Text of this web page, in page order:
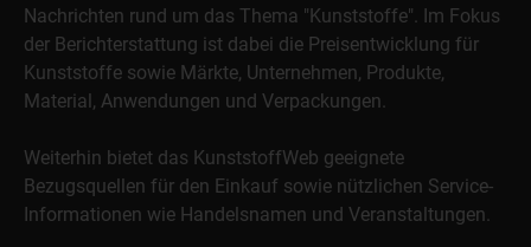
Nachrichten rund um das Thema "Kunststoffe". Im Fokus
der Berichterstattung ist dabei die Preisentwicklung für
Kunststoffe sowie Märkte, Unternehmen, Produkte,
Material, Anwendungen und Verpackungen.
Weiterhin bietet das KunststoffWeb geeignete
Bezugsquellen für den Einkauf sowie nützlichen Service-
Informationen wie Handelsnamen und Veranstaltungen.